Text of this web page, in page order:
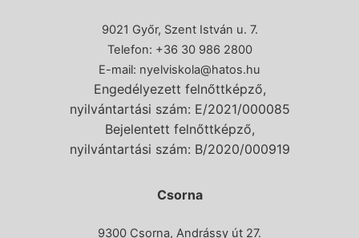
9021 Győr, Szent István u. 7.
Telefon: +36 30 986 2800
E-mail: nyelviskola@hatos.hu
Engedélyezett felnőttképző,
nyilvántartási szám: E/2021/000085
Bejelentett felnőttképző,
nyilvántartási szám: B/2020/000919
Csorna
9300 Csorna, Andrássy út 27.